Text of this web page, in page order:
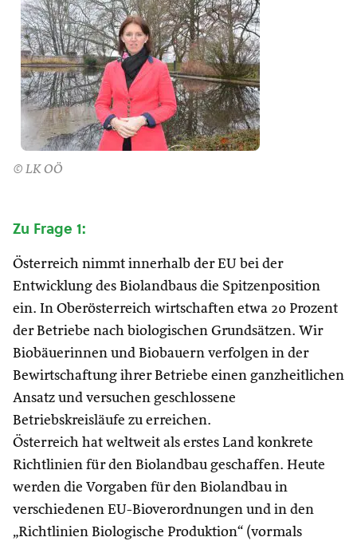
© LK OÖ
Zu Frage 1:
Österreich nimmt innerhalb der EU bei der
Entwicklung des Biolandbaus die Spitzenposition
ein. In Oberösterreich wirtschaften etwa 20 Prozent
der Betriebe nach biologischen Grundsätzen. Wir
Biobäuerinnen und Biobauern verfolgen in der
Bewirtschaftung ihrer Betriebe einen ganzheitlichen
Ansatz und versuchen geschlossene
Betriebskreisläufe zu erreichen.
Österreich hat weltweit als erstes Land konkrete
Richtlinien für den Biolandbau geschaffen. Heute
werden die Vorgaben für den Biolandbau in
verschiedenen EU-Bioverordnungen und in den
„Richtlinien Biologische Produktion“ (vormals